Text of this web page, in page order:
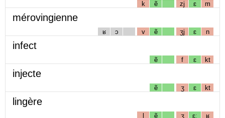
k ẽ zj ɛ m
mérovingienne
ʁ ɔ v ẽ ʒj ɛ n
infect
ẽ f ɛ kt
injecte
ẽ ʒ ɛ kt
lingère
l ẽ ʒ ɛː ʁ